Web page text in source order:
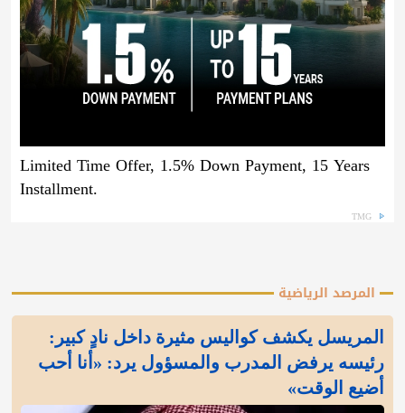
Limited Time Offer, 1.5% Down Payment, 15 Years
Installment.
TMG
المرصد الرياضية
المريسل يكشف كواليس مثيرة داخل نادٍ كبير:
رئيسه يرفض المدرب والمسؤول يرد: «أنا أحب
أضيع الوقت»